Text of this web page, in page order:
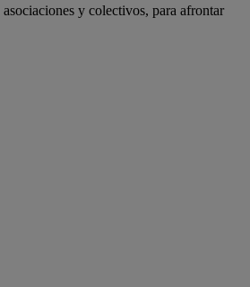
y colectivos, para afrontar